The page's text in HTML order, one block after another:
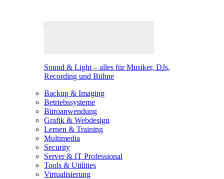
Sound & Light – alles für Musiker, DJs,
Recording und Bühne
Backup & Imaging
Betriebssysteme
Büroanwendung
Grafik & Webdesign
Lernen & Training
Multimedia
Security
Server & IT Professional
Tools & Utilities
Virtualisierung